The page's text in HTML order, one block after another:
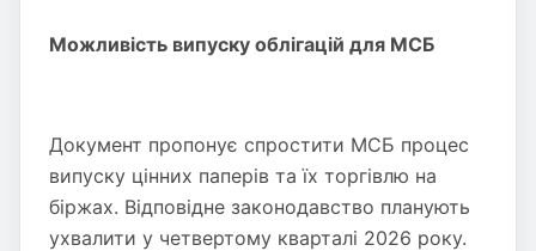
Можливість випуску облігацій для МСБ
Документ пропонує спростити МСБ процес
випуску цінних паперів та їх торгівлю на
біржах. Відповідне законодавство планують
ухвалити у четвертому кварталі 2026 року.